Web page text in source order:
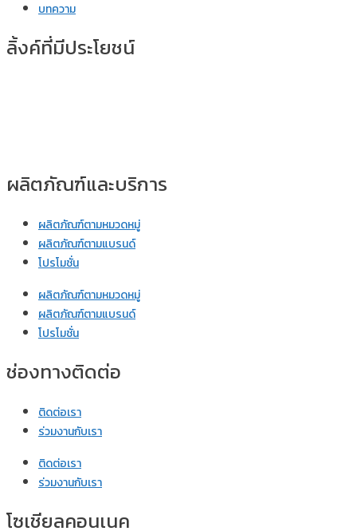
บทความ
ลิ้งค์ที่มีประโยชน์
ผลิตภัณฑ์และบริการ
ผลิตภัณฑ์ตามหมวดหมู่
ผลิตภัณฑ์ตามแบรนด์
โปรโมชั่น
ผลิตภัณฑ์ตามหมวดหมู่
ผลิตภัณฑ์ตามแบรนด์
โปรโมชั่น
ช่องทางติดต่อ
ติดต่อเรา
ร่วมงานกับเรา
ติดต่อเรา
ร่วมงานกับเรา
โซเชียลคอนเนค